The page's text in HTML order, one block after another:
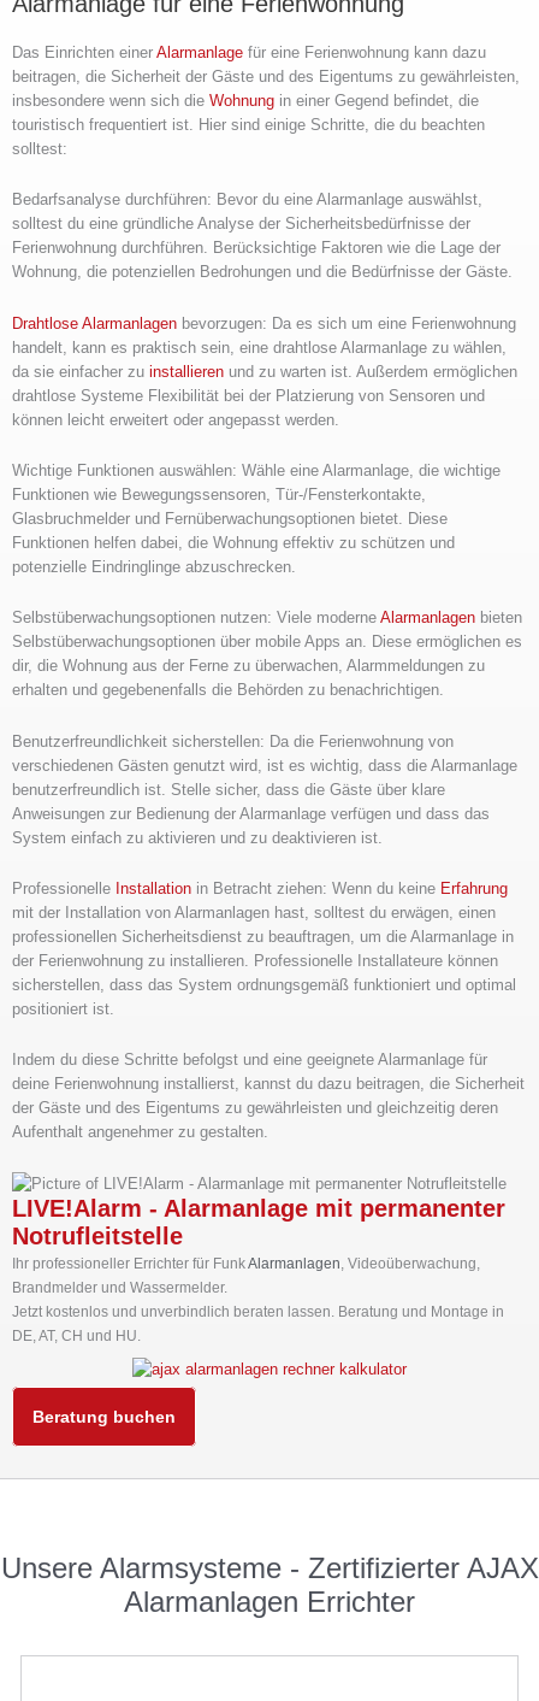
Das Einrichten einer Alarmanlage für eine Ferienwohnung kann dazu
beitragen, die Sicherheit der Gäste und des Eigentums zu gewährleisten,
insbesondere wenn sich die Wohnung in einer Gegend befindet, die
touristisch frequentiert ist. Hier sind einige Schritte, die du beachten
solltest:
Bedarfsanalyse durchführen: Bevor du eine Alarmanlage auswählst,
solltest du eine gründliche Analyse der Sicherheitsbedürfnisse der
Ferienwohnung durchführen. Berücksichtige Faktoren wie die Lage der
Wohnung, die potenziellen Bedrohungen und die Bedürfnisse der Gäste.
Drahtlose Alarmanlagen bevorzugen: Da es sich um eine Ferienwohnung
handelt, kann es praktisch sein, eine drahtlose Alarmanlage zu wählen,
da sie einfacher zu installieren und zu warten ist. Außerdem ermöglichen
drahtlose Systeme Flexibilität bei der Platzierung von Sensoren und
können leicht erweitert oder angepasst werden.
Wichtige Funktionen auswählen: Wähle eine Alarmanlage, die wichtige
Funktionen wie Bewegungssensoren, Tür-/Fensterkontakte,
Glasbruchmelder und Fernüberwachungsoptionen bietet. Diese
Funktionen helfen dabei, die Wohnung effektiv zu schützen und
potenzielle Eindringlinge abzuschrecken.
Selbstüberwachungsoptionen nutzen: Viele moderne Alarmanlagen bieten
Selbstüberwachungsoptionen über mobile Apps an. Diese ermöglichen es
dir, die Wohnung aus der Ferne zu überwachen, Alarmmeldungen zu
erhalten und gegebenenfalls die Behörden zu benachrichtigen.
Benutzerfreundlichkeit sicherstellen: Da die Ferienwohnung von
verschiedenen Gästen genutzt wird, ist es wichtig, dass die Alarmanlage
benutzerfreundlich ist. Stelle sicher, dass die Gäste über klare
Anweisungen zur Bedienung der Alarmanlage verfügen und dass das
System einfach zu aktivieren und zu deaktivieren ist.
Professionelle Installation in Betracht ziehen: Wenn du keine Erfahrung
mit der Installation von Alarmanlagen hast, solltest du erwägen, einen
professionellen Sicherheitsdienst zu beauftragen, um die Alarmanlage in
der Ferienwohnung zu installieren. Professionelle Installateure können
sicherstellen, dass das System ordnungsgemäß funktioniert und optimal
positioniert ist.
Indem du diese Schritte befolgst und eine geeignete Alarmanlage für
deine Ferienwohnung installierst, kannst du dazu beitragen, die Sicherheit
der Gäste und des Eigentums zu gewährleisten und gleichzeitig deren
Aufenthalt angenehmer zu gestalten.
LIVE!Alarm - Alarmanlage mit permanenter
Notrufleitstelle
Ihr professioneller Errichter für FunkAlarmanlagen, Videoüberwachung,
Brandmelder und Wassermelder.
Jetzt kostenlos und unverbindlich beraten lassen. Beratung und Montage in
DE, AT, CH und HU.
Beratung buchen
Unsere Alarmsysteme - Zertifizierter AJAX
Alarmanlagen Errichter